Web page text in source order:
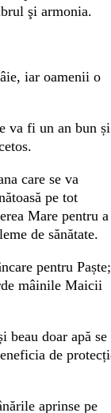
şi armonia.
iar oamenii o
va fi un an bun și
care se va
pe tot
Mare pentru a
de sănătate.
pentru Paște;
mâinile Maicii
beau doar apă se
de
aprinse pe